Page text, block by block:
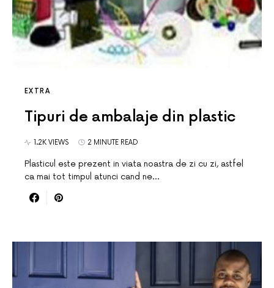
EXTRA
Tipuri de ambalaje din plastic
1.2K VIEWS 2 MINUTE READ
Plasticul este prezent in viata noastra de zi cu zi, astfel
ca mai tot timpul atunci cand ne…